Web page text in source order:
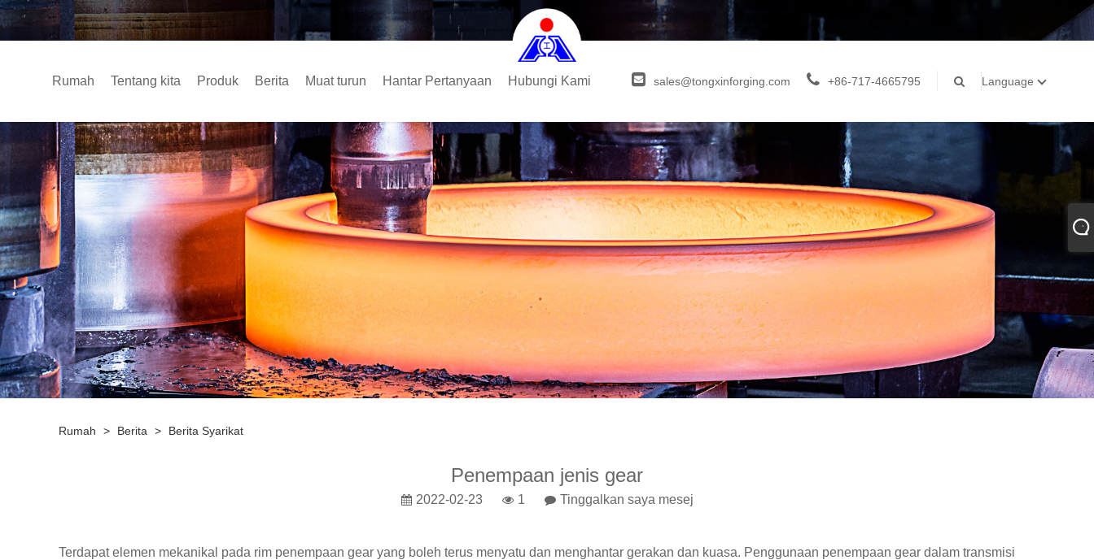
Rumah Tentang kita Produk Berita Muat turun Hantar Pertanyaan Hubungi Kami sales@tongxinforging.com +86-717-4665795 Language
Rumah > Berita > Berita Syarikat
Penempaan jenis gear
2022-02-23 1 Tinggalkan saya mesej
Terdapat elemen mekanikal pada rim penempaan gear yang boleh terus menyatu dan menghantar gerakan dan kuasa. Penggunaan penempaan gear dalam transmisi